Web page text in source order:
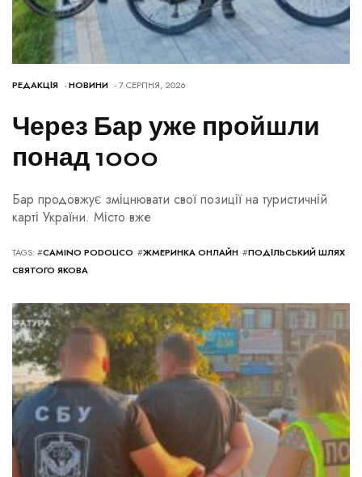
РЕДАКЦІЯ -НОВИНИ - 7 СЕРПНЯ, 2026
Через Бар уже пройшли
понад 1000
Бар продовжує зміцнювати свої позиції на туристичній
карті України. Місто вже
TAGS: #CAMINO PODOLICO #ЖМЕРИНКА ОНЛАЙН #ПОДІЛЬСЬКИЙ ШЛЯХ
СВЯТОГО ЯКОВА